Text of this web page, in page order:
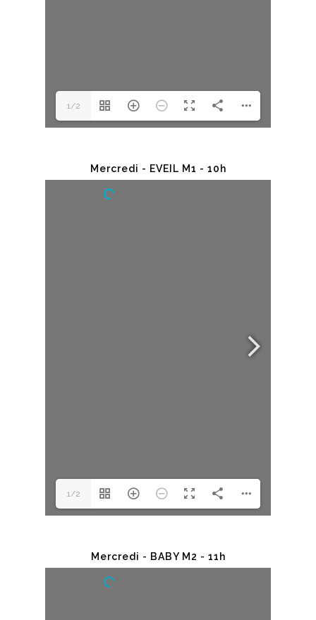
1/2
Mercredi - EVEIL M1 - 10h
1/2
Mercredi - BABY M2 - 11h